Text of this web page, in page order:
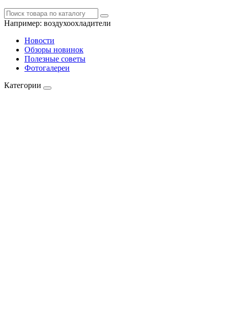
Например: воздухоохладители
Новости
Обзоры новинок
Полезные советы
Фотогалереи
Категории